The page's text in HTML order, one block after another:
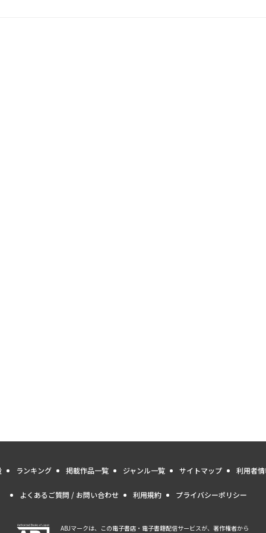
ランキング 掲載作品一覧 ジャンル一覧 サイトマップ 利用者
よくあるご質問 / お問い合わせ 利用規約 プライバシーポリシー
ABJマークは、この電子書店・電子書籍配信サービスが、著作権者から